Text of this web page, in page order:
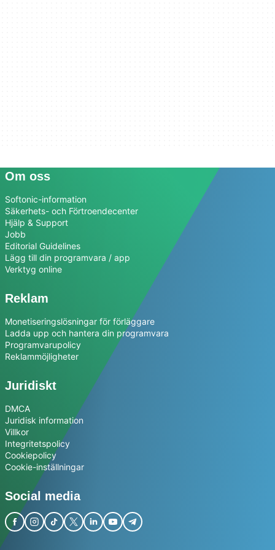
Om oss
Softonic-information
Säkerhets- och Förtroendecenter
Hjälp & Support
Jobb
Editorial Guidelines
Lägg till din programvara / app
Verktyg online
Reklam
Monetiseringslösningar för förläggare
Ladda upp och hantera din programvara
Programvarupolicy
Reklammöjligheter
Juridiskt
DMCA
Juridisk information
Villkor
Integritetspolicy
Cookiepolicy
Cookie-inställningar
Social media